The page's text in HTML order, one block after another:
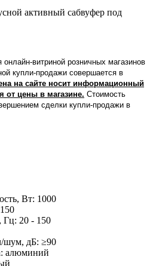
активный сабвуфер под
витриной розничных магазинов
купли-продажи совершается в
на сайте носит информационный
от цены в магазине. Стоимость
сделки купли-продажи в
Вт: 1000
Гц: 20 - 150
шум, дБ: ≥90
алюминий